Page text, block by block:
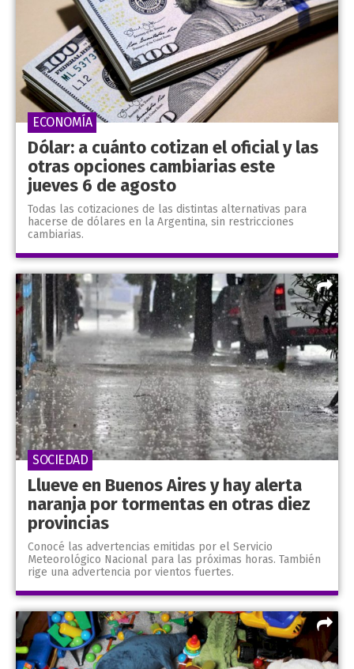
Dólar: a cuánto cotizan el oficial y las
otras opciones cambiarias este
jueves 6 de agosto
Todas las cotizaciones de las distintas alternativas para
hacerse de dólares en la Argentina, sin restricciones
cambiarias.
ECONOMÍA
Llueve en Buenos Aires y hay alerta
naranja por tormentas en otras diez
provincias
Conocé las advertencias emitidas por el Servicio
Meteorológico Nacional para las próximas horas. También
rige una advertencia por vientos fuertes.
SOCIEDAD